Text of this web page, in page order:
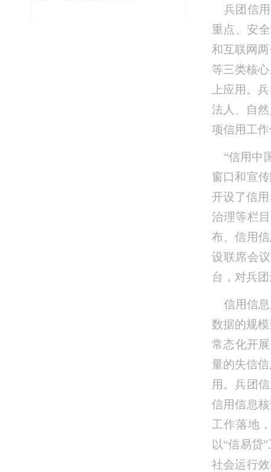
兵团信
重点、安
和互联网
等三类核
上应用。
法人、自
项信用工
“信用中
窗口和宣
开设了信
治理等栏
布、信用
设联席会
台，对兵
信用信
数据的规
常态化开
量的失信
用。兵团
信用信息
工作落地
以“信易贷
社会运行